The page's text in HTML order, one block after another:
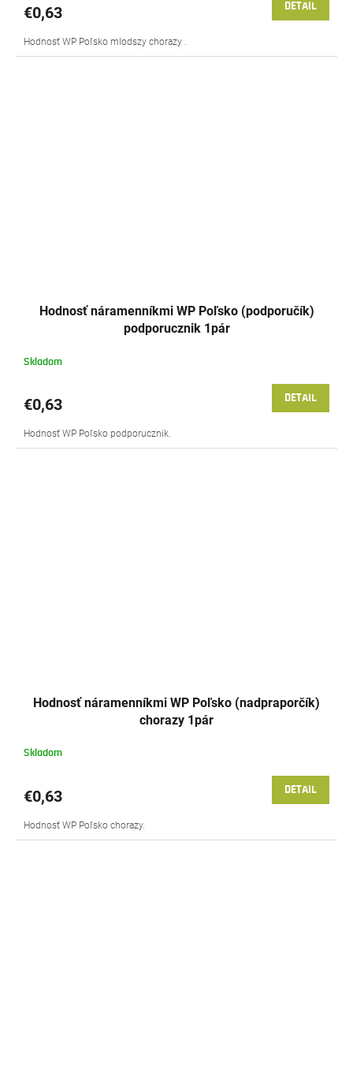
€0,63 DETAIL
Hodnosť WP Poľsko mlodszy chorazy .
Hodnosť náramenníkmi WP Poľsko (podporučík)
podporucznik 1pár
Skladom
€0,63 DETAIL
Hodnosť WP Poľsko podporucznik.
Hodnosť náramenníkmi WP Poľsko (nadpraporčík)
chorazy 1pár
Skladom
€0,63 DETAIL
Hodnosť WP Poľsko chorazy.